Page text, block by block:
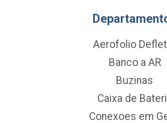
Aerofolio
Banco a AR
Buzinas
Caixa de
Conexoes em